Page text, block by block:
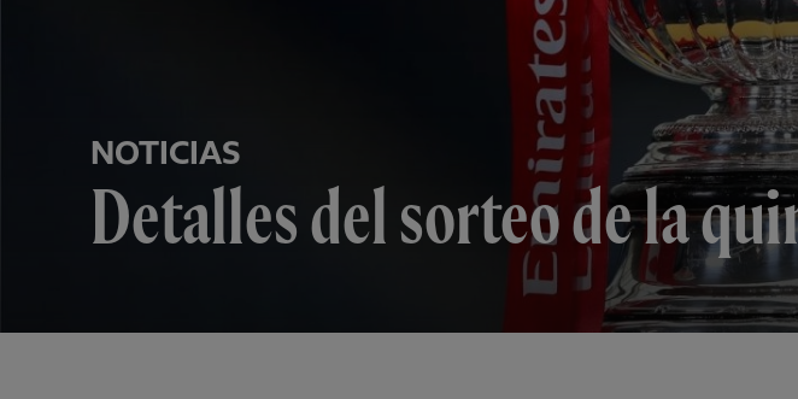
NOTICIAS
Detalles del sorteo de la